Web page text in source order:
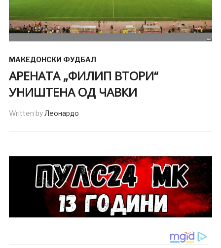
МАКЕДОНСКИ ФУДБАЛ
АРЕНАТА „ФИЛИП ВТОРИ“
УНИШТЕНА ОД ЧАВКИ
Written byЛеонардо